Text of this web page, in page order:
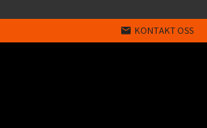
KONTAKT OSS